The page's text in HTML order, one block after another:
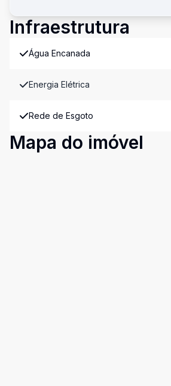
Infraestrutura
Água Encanada
Energia Elétrica
Rede de Esgoto
Mapa do imóvel